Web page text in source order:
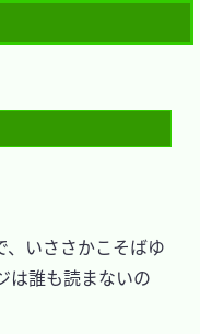
いささかこそばゆ
は誰も読まないの